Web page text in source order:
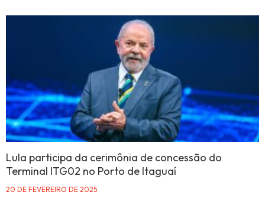
Lula participa da cerimônia de concessão do
Terminal ITG02 no Porto de Itaguaí
20 DE FEVEREIRO DE 2025